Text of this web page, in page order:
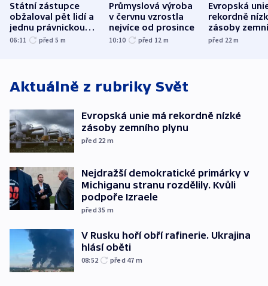
Státní zástupce
obžaloval pět lidí a
jednu právnickou
osobu v kauze
06:11 před 5 m
Průmyslová výroba
v červnu vzrostla
nejvíce od prosince
10:10 před 12 m
Evropská
rekordně
zásoby
plynu
před 22m
Aktuálně z rubriky Svět
Evropská unie má rekordně nízké
zásoby zemního plynu
před 22 m
Nejdražší demokratické primárky v
Michiganu stranu rozdělily. Kvůli
podpoře Izraele
před 35 m
V Rusku hoří obří rafinerie. Ukrajina
hlásí oběti
08:52 před 47 m